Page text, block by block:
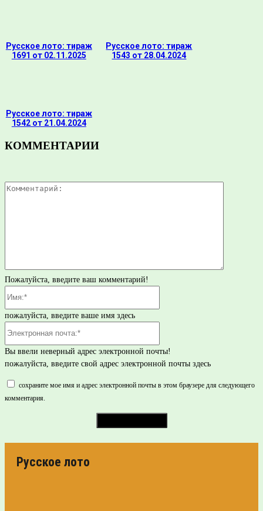
Русское лото: тираж
1691 от 02.11.2025
Русское лото: тираж
1543 от 28.04.2024
Русское лото: тираж
1542 от 21.04.2024
КОММЕНТАРИИ
Пожалуйста, введите ваш комментарий!
пожалуйста, введите ваше имя здесь
Вы ввели неверный адрес электронной почты!
пожалуйста, введите свой адрес электронной почты здесь
сохраните мое имя и адрес электронной почты в этом браузере для следующего
комментария.
Русское лото